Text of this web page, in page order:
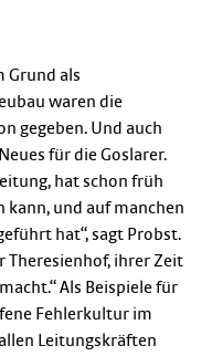
Grund als
waren die
gegeben. Und auch
für die Goslarer.
hat schon früh
kann, und auf manchen
hat“, sagt Probst.
Theresienhof, ihrer Zeit
Als Beispiele für
Fehlerkultur im
Leitungskräften